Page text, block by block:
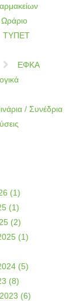
Ωράριο
ΤΥΠΕΤ
ΕΦΚΑ
/ Συνέδρια
(1)
(1)
(2)
(1)
(5)
(8)
(6)